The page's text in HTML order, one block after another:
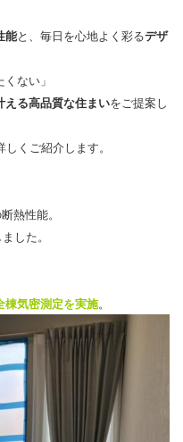
能と、毎日を心地よく彩るデザ
ない」
える高品質な住まいをご提案し
しくご紹介します。
熱性能。
した。
棟気密測定を実施。